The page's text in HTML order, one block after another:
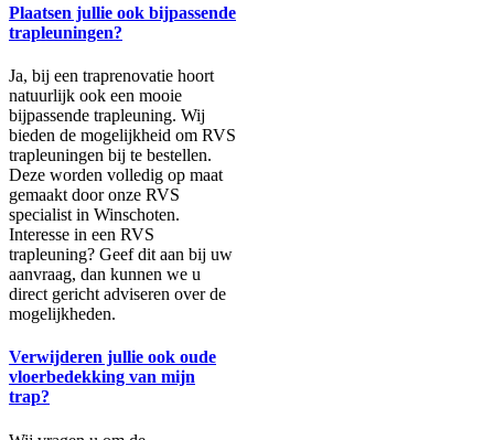
Plaatsen jullie ook bijpassende
trapleuningen?
Ja, bij een traprenovatie hoort
natuurlijk ook een mooie
bijpassende trapleuning. Wij
bieden de mogelijkheid om RVS
trapleuningen bij te bestellen.
Deze worden volledig op maat
gemaakt door onze RVS
specialist in Winschoten.
Interesse in een RVS
trapleuning? Geef dit aan bij uw
aanvraag, dan kunnen we u
direct gericht adviseren over de
mogelijkheden.
Verwijderen jullie ook oude
vloerbedekking van mijn
trap?